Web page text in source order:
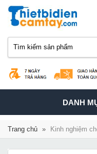
TOGGLE
DANH
Trang chủ » Kinh nghiệm